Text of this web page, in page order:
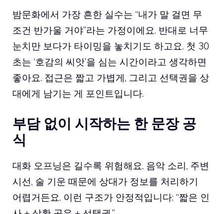
밤문화에서 가장 흔한 실수는 “내가 말 걸면 무
조건 반가울 거야”라는 가정이에요. 반대로 너무
눈치만 보다가 타이밍을 놓치기도 하고요. 첫 30
초는 ‘호감의 씨앗’을 심는 시간이라고 생각하면
좋아요. 접근은 짧고 가볍게, 그리고 선택권을 상
대에게 남기는 게 포인트입니다.
부담 없이 시작하는 한 문장 공
식
대화 오프닝은 길수록 위험해요. 음악 소리, 주변
시선, 술 기운 때문에 상대가 정보를 처리하기
어렵거든요. 이런 구조가 안정적입니다: “짧은 인